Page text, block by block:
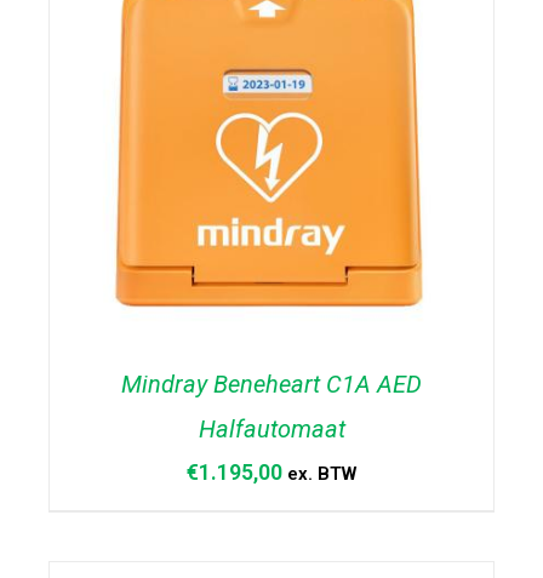
Mindray Beneheart C1A AED
Halfautomaat
€1.195,00 ex. BTW